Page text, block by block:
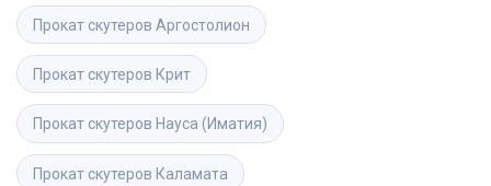
Прокат скутеров Аргостолион
Прокат скутеров Крит
Прокат скутеров Науса (Иматия)
Прокат скутеров Каламата